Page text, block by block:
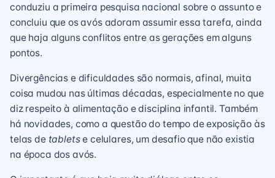
conduziu a primeira pesquisa nacional sobre o assunto e
concluiu que os avós adoram assumir essa tarefa, ainda
que haja alguns conflitos entre as gerações em alguns
pontos.
Divergências e dificuldades são normais, afinal, muita
coisa mudou nas últimas décadas, especialmente no que
diz respeito à alimentação e disciplina infantil. Também
há novidades, como a questão do tempo de exposição às
telas de tabletse celulares, um desafio que não existia
na época dos avós.